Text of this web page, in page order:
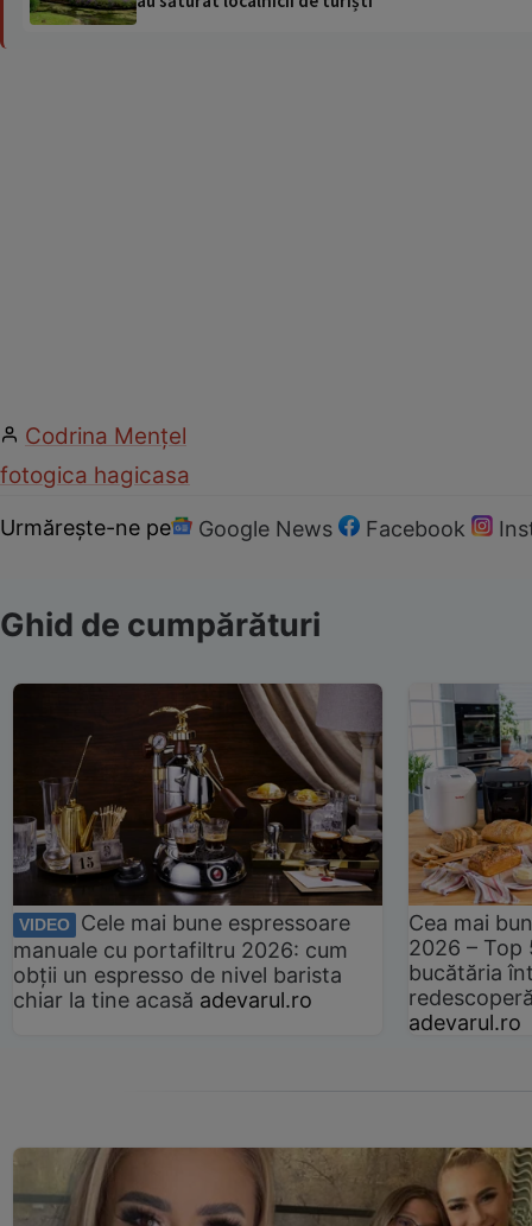
Codrina Mențel
fotogica hagicasa
Urmărește-ne pe Google News Facebook
Ghid de cumpărături
VIDEO
Cele mai bune espressoare
manuale cu portafiltru 2026: cum
obții un espresso de nivel barista
chiar la tine acasă adevarul.ro
Cea mai
2026 –
bucătăria
adevarul.ro